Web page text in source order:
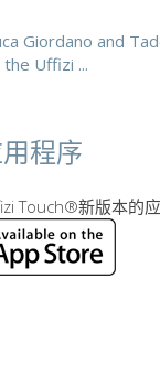
Giordano and
Uffizi ...
程序
Touch®新版本的